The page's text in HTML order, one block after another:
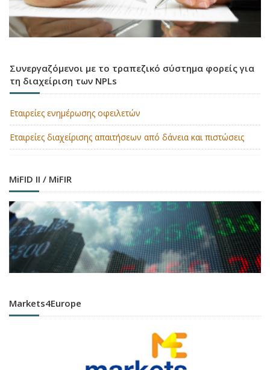
Συνεργαζόμενοι με το τραπεζικό σύστημα φορείς για
τη διαχείριση των NPLs
Εταιρείες ενημέρωσης οφειλετών
Εταιρείες διαχείρισης απαιτήσεων από δάνεια και πιστώσεις
MiFID II / MiFIR
Markets4Europe